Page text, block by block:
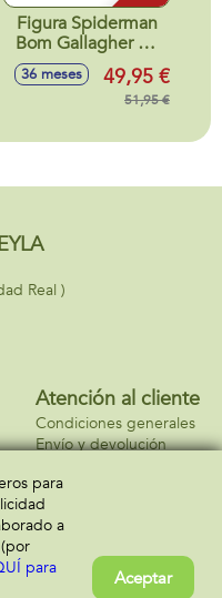
Figura Spiderman
Bom Gallagher 30
cm. Con luces y
sonidos.
36 meses 49,95 €
51,95 €
Real )
Atención al cliente
Condiciones generales
Envío y devolución
para
a
para
Aceptar